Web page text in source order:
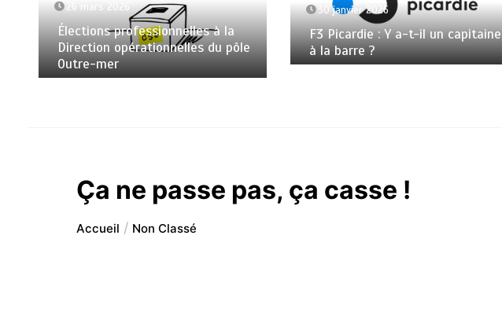
26 mars 2026
Élections professionnelles à la
Direction opérationnelles du pôle
Outre-mer
30 janvier 2026
F3 Picardie : Y a-t-il un capitaine
à la barre ?
Ça ne passe pas, ça casse !
Accueil Non Classé